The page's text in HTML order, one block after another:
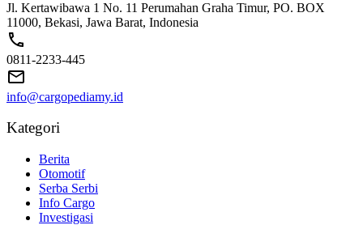
Jl. Kertawibawa 1 No. 11 Perumahan Graha Timur, PO. BOX
11000, Bekasi, Jawa Barat, Indonesia
0811-2233-445
info@cargopediamy.id
Kategori
Berita
Otomotif
Serba Serbi
Info Cargo
Investigasi